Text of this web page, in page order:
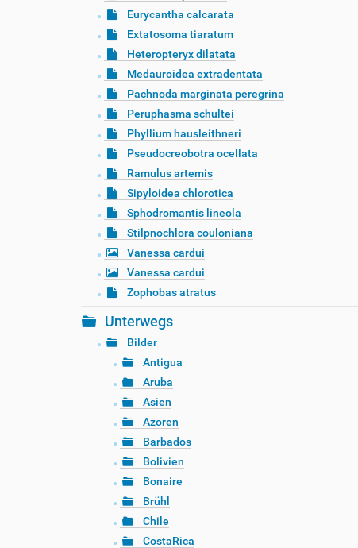
Eurycantha calcarata
Extatosoma tiaratum
Heteropteryx dilatata
Medauroidea extradentata
Pachnoda marginata peregrina
Peruphasma schultei
Phyllium hausleithneri
Pseudocreobotra ocellata
Ramulus artemis
Sipyloidea chlorotica
Sphodromantis lineola
Stilpnochlora couloniana
Vanessa cardui
Vanessa cardui
Zophobas atratus
Unterwegs
Bilder
Antigua
Aruba
Asien
Azoren
Barbados
Bolivien
Bonaire
Brühl
Chile
CostaRica